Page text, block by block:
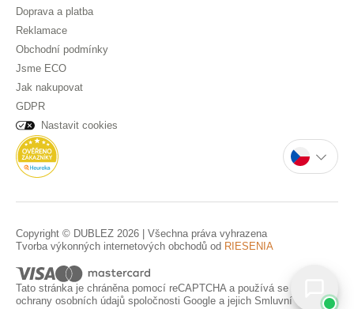
Doprava a platba
Reklamace
Obchodní podmínky
Jsme ECO
Jak nakupovat
GDPR
Nastavit cookies
Copyright © DUBLEZ 2026 | Všechna práva vyhrazena
Tvorba výkonných internetových obchodů od RIESENIA
Tato stránka je chráněna pomocí reCAPTCHA a používá se
ochrany osobních údajů spoločnosti Google a jejich Smluvní